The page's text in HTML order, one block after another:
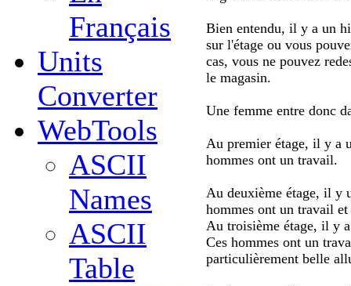
Français
Units
Converter
WebTools
ASCII
Names
ASCII
Table
Bien entendu, il y a un
sur l'étage ou vous
cas, vous ne pouvez
le magasin.
Une femme entre donc
Au premier étage, il y a
hommes ont un travail.
Au deuxième étage, il y
hommes ont un travail
Au troisième étage, il y
Ces hommes ont un
particulièrement belle